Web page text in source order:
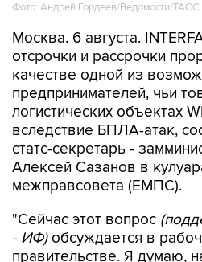
Фото: Андрей Гордеев/Ведомости/ТАСС
Москва. 6 августа.
отсрочки и рассрочки
качестве одной из
предпринимателей, чьи
логистических объектах
вследствие БПЛА-атак,
статс-секретарь -
Алексей Сазанов в
межправсовета (ЕМПС).
"Сейчас этот вопрос
- ИФ)обсуждается в
правительстве. Я думаю,